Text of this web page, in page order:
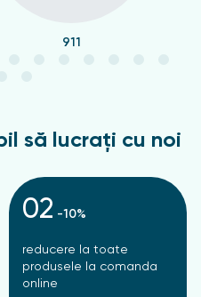
911
să lucrați cu noi
02 -10%
reducere la toate
produsele la comanda
online